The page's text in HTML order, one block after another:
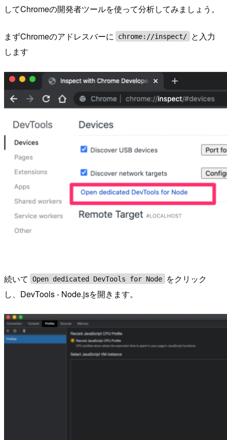
してChromeの開発者ツールを使って分析してみましょう。
まずChromeのアドレスバーに chrome://inspect/
と入力
します
続いて Open dedicated DevTools for Node
をクリック
し、DevTools - Node.jsを開きます。